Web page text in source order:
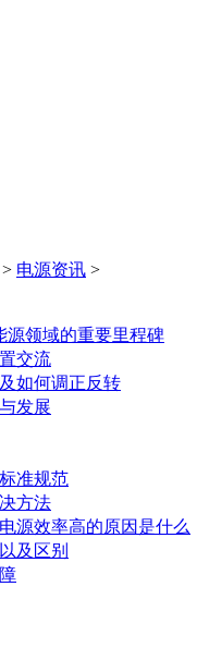
> 电源资讯 >
源领域的重要里程碑
交流
如何调正反转
发展
准规范
方法
源效率高的原因是什么
及区别